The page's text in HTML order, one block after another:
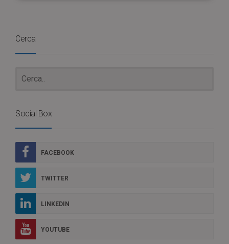
Cerca
Social Box
FACEBOOK
TWITTER
LINKEDIN
YOUTUBE